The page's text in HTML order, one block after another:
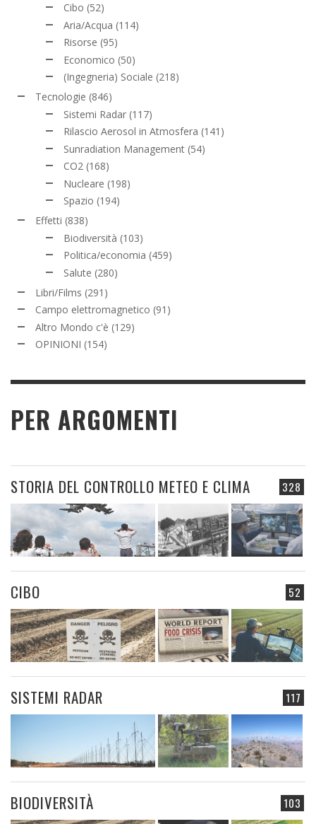
Cibo (52)
Aria/Acqua (114)
Risorse (95)
Economico (50)
(Ingegneria) Sociale (218)
Tecnologie (846)
Sistemi Radar (117)
Rilascio Aerosol in Atmosfera (141)
Sunradiation Management (54)
CO2 (168)
Nucleare (198)
Spazio (194)
Effetti (838)
Biodiversità (103)
Politica/economia (459)
Salute (280)
Libri/Films (291)
Campo elettromagnetico (91)
Altro Mondo c'è (129)
OPINIONI (154)
PER ARGOMENTI
328
STORIA DEL CONTROLLO METEO E CLIMA
52
CIBO
117
SISTEMI RADAR
103
BIODIVERSITÀ